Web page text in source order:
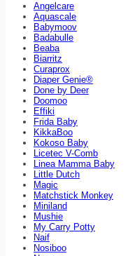
Angelcare
Aquascale
Babymoov
Badabulle
Beaba
Biarritz
Curaprox
Diaper Genie®
Done by Deer
Doomoo
Effiki
Frida Baby
KikkaBoo
Kokoso Baby
Licetec V-Comb
Linea Mamma Baby
Little Dutch
Magic
Matchstick Monkey
Miniland
Mushie
My Carry Potty
Naif
Nosiboo